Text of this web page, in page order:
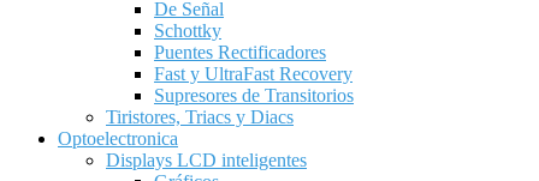
De Señal
Schottky
Puentes Rectificadores
Fast y UltraFast Recovery
Supresores de Transitorios
Tiristores, Triacs y Diacs
Optoelectronica
Displays LCD inteligentes